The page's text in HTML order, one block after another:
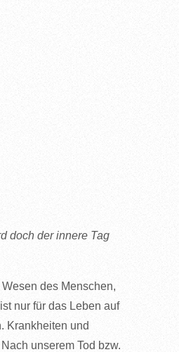
doch der innere Tag
des Menschen,
nur für das Leben auf
Krankheiten und
unserem Tod bzw.